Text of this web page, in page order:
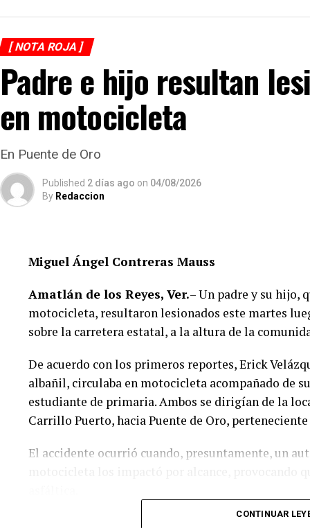
Hasta el momento no se ha informado si el fuego
cortocircuito o algún otro factor, por lo que serán
que determinen el origen del siniestro.
[ NOTA ROJA ]
Padre e hijo resultan
en motocicleta
En Puente de Oro
Published 2 días ago on 04/08/2026
By Redaccion
Miguel Ángel Contreras Mauss
Amatlán de los Reyes, Ver.– Un padre y su hijo,
motocicleta, resultaron lesionados este martes
sobre la carretera estatal, a la altura de la
De acuerdo con los primeros reportes, Erick
albañil, circulaba en motocicleta acompañado de
estudiante de primaria. Ambos se dirigían de la
Carrillo Puerto, hacia Puente de Oro,
El accidente ocurrió cuando, presuntamente, un
CONTINUAR